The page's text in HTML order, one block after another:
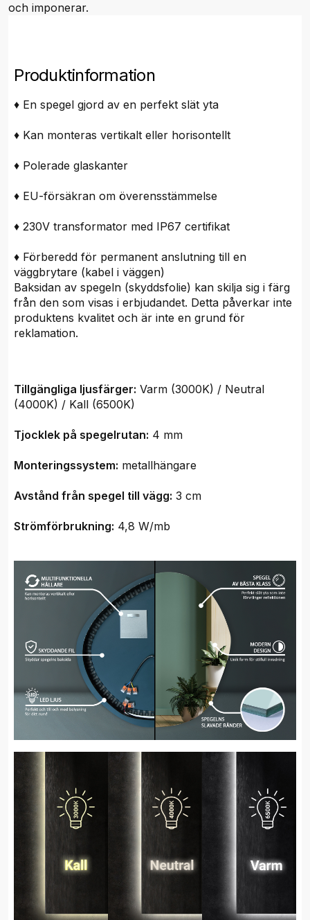
och imponerar.
Produktinformation
♦ En spegel gjord av en perfekt slät yta
♦ Kan monteras vertikalt eller horisontellt
♦ Polerade glaskanter
♦ EU-försäkran om överensstämmelse
♦ 230V transformator med IP67 certifikat
♦ Förberedd för permanent anslutning till en
väggbrytare (kabel i väggen)
Baksidan av spegeln (skyddsfolie) kan skilja sig i färg
från den som visas i erbjudandet. Detta påverkar inte
produktens kvalitet och är inte en grund för
reklamation.
Tillgängliga ljusfärger: Varm (3000K) / Neutral
(4000K) / Kall (6500K)
Tjocklek på spegelrutan: 4 mm
Monteringssystem: metallhängare
Avstånd från spegel till vägg: 3 cm
Strömförbrukning: 4,8 W/mb